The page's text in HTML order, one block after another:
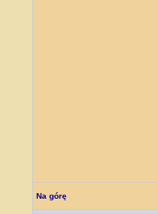
Na górę